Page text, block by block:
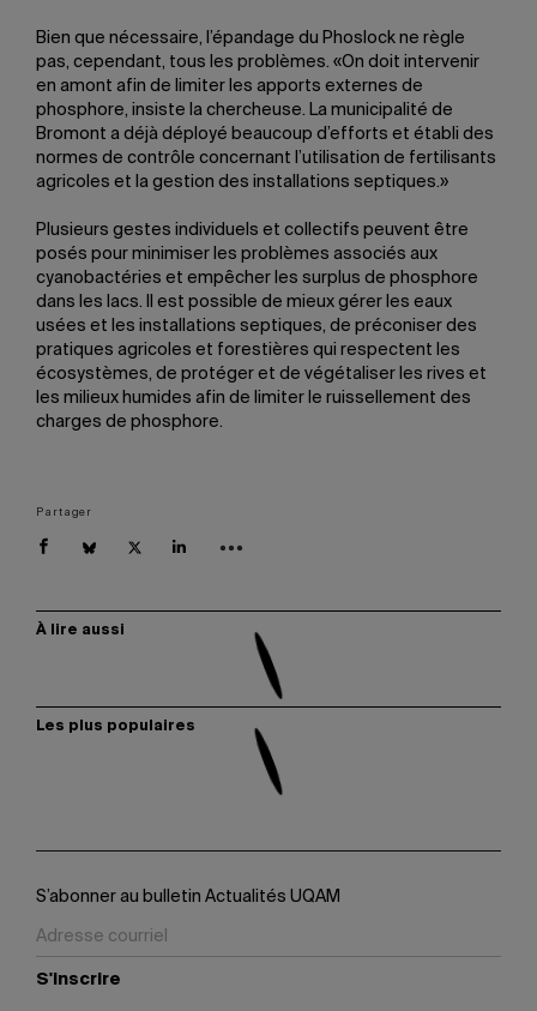
Bien que nécessaire, l’épandage du Phoslock ne règle
pas, cependant, tous les problèmes. «On doit intervenir
en amont afin de limiter les apports externes de
phosphore, insiste la chercheuse. La municipalité de
Bromont a déjà déployé beaucoup d’efforts et établi des
normes de contrôle concernant l’utilisation de fertilisants
agricoles et la gestion des installations septiques.»
Plusieurs gestes individuels et collectifs peuvent être
posés pour minimiser les problèmes associés aux
cyanobactéries et empêcher les surplus de phosphore
dans les lacs. Il est possible de mieux gérer les eaux
usées et les installations septiques, de préconiser des
pratiques agricoles et forestières qui respectent les
écosystèmes, de protéger et de végétaliser les rives et
les milieux humides afin de limiter le ruissellement des
charges de phosphore.
Partager
À lire aussi
Les plus populaires
S’abonner au bulletin Actualités UQAM
S'inscrire